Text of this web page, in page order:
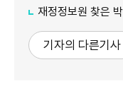
재정정보원 찾은 박홍
기자의 다른기사